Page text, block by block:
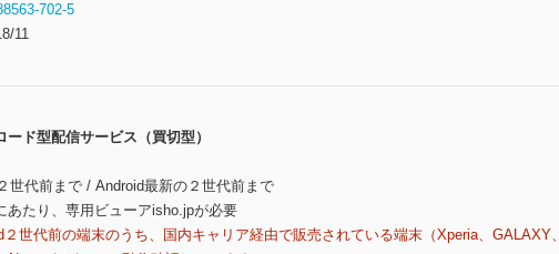
702-5
11
ード型配信サービス（買切型）
世代前まで / Android最新の２世代前まで
たり、専用ビューアisho.jpが必要
世代前の端末のうち、国内キャリア経由で販売されている端末（Xperia、GALAXY、